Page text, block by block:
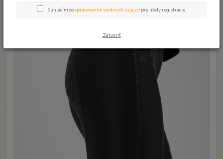
Súhlasím sospracovaním osobných údajov pre účely registrácie.
Zatvoriť